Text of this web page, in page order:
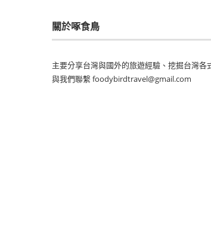
關於啄食鳥
主要分享台灣與國外的旅遊經驗、挖掘台灣
與我們聯繫 foodybirdtravel@gmail.com